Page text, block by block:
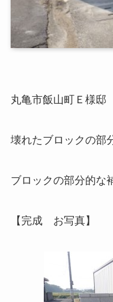
丸亀市飯山町Ｅ様邸
壊れたブロックの部
ブロックの部分的な
【完成 お写真】